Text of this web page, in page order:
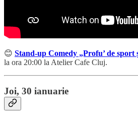
😊 Stand-up Comedy „Profu’ de sport
la ora 20:00 la Atelier Cafe Cluj.
Joi, 30 ianuarie